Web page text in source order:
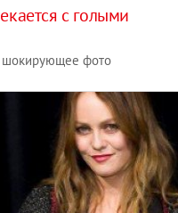
с голыми
шокирующее фото